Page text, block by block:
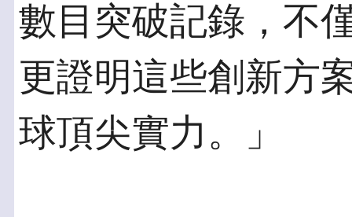
數目突破記錄，不
更證明這些創新方
球頂尖實力。」